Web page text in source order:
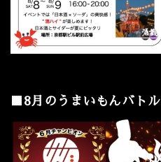
■8月のうまいもんバトル